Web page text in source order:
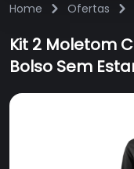
Home Ofertas
Kit 2 Moletom
Bolso Sem
Frio Flanelado